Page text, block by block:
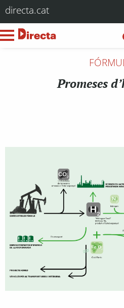
directa.cat
Promeses